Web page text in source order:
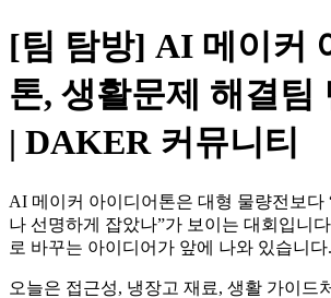
[팀 탐방] AI 메이커
톤, 생활문제 해결팀
| DAKER 커뮤니티
AI 메이커 아이디어톤은 대형 물량전보다
나 선명하게 잡았나”가 보이는 대회입니
로 바꾸는 아이디어가 앞에 나와 있습니다.
오늘은 접근성, 냉장고 재료, 생활 가이드